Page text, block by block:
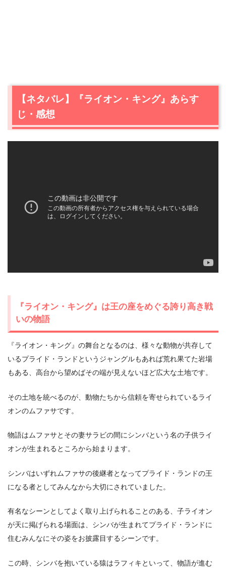
【ネタバレ】『ライオン・キング』あらす
じ・感想
『ライオン・キング』は王の座をめぐる誇り高き戦
いの物語
『ライオン・キング』の舞台となるのは、様々な動物が共存して
いるプライド・ランドというジャングルもあれば荒れ果てた岩場
もある、高台から望めばその端が見えないほど広大な土地です。
その土地を統べるのが、動物たちから信頼を寄せられているライ
オンのムファサです。
物語はムファサとその妻サラビの間にシンバという名の子供ライ
オンが生まれるところから始まります。
シンバはいずれムファサの後継者となってプライド・ランドの王
になる者としてみんなから大切にされていました。
有名なシーンとしてよく取り上げられることのある、子ライオン
が天に掲げられる場面は、シンバが生まれてプライド・ランドに
住むみんなにその姿をお披露目するシーンです。
この時、シンバを抱いている猿はラフィキといって、物語が進む